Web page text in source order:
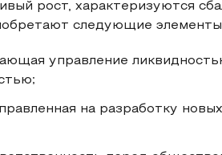
рост, характеризуются
следующие
управление
на разработку